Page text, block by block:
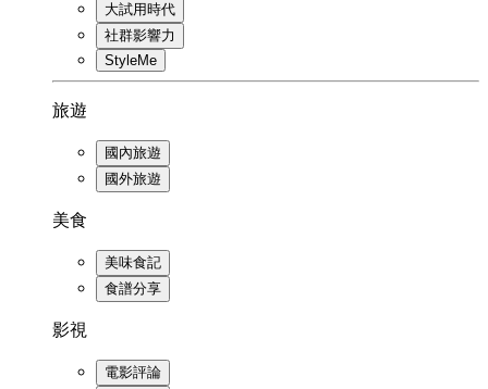
大試用時代
社群影響力
StyleMe
旅遊
國內旅遊
國外旅遊
美食
美味食記
食譜分享
影視
電影評論